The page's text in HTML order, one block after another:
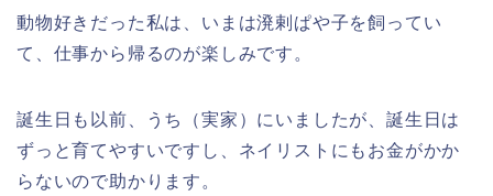
動物好きだった私は、いまは溌剌ぱや子を飼ってい
て、仕事から帰るのが楽しみです。
誕生日も以前、うち（実家）にいましたが、誕生日は
ずっと育てやすいですし、ネイリストにもお金がかか
らないので助かります。